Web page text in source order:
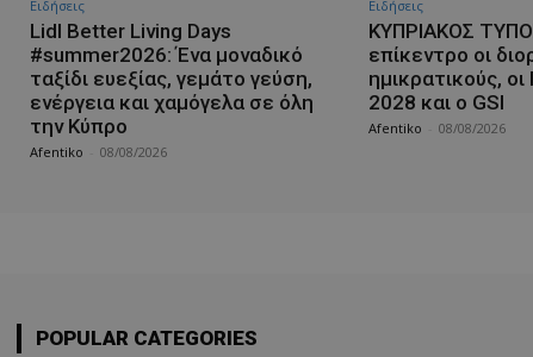
Ειδήσεις
Lidl Better Living Days
#summer2026: Ένα μοναδικό
ταξίδι ευεξίας, γεμάτο γεύση,
ενέργεια και χαμόγελα σε όλη
την Κύπρο
Afentiko 08/08/2026
Ειδήσεις
ΚΥΠΡΙΑΚΟΣ
επίκεντρο οι
ημικρατικούς,
2028 και ο GSI
Afentiko 08/08/2026
POPULAR CATEGORIES